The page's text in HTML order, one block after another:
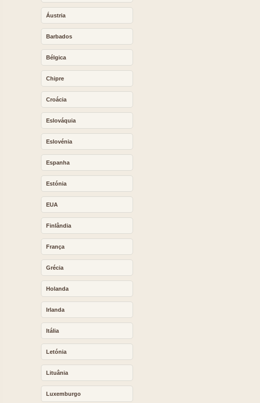
Áustria
Barbados
Bélgica
Chipre
Croácia
Eslováquia
Eslovénia
Espanha
Estónia
EUA
Finlândia
França
Grécia
Holanda
Irlanda
Itália
Letónia
Lituânia
Luxemburgo